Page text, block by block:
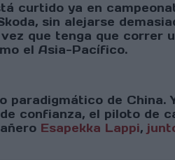
curtido ya en
sin alejarse
que tenga que correr
el Asia-Pacífico.
de China.
confianza, el piloto de
Esapekka Lappi,